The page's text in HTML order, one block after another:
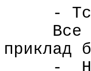
-
Все
приклад